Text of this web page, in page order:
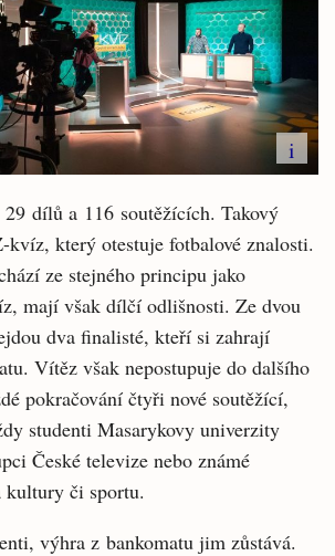
i
dílů a 116 soutěžících. Takový
kvíz, který otestuje fotbalové znalosti.
ze stejného principu jako
mají však dílčí odlišnosti. Ze dvou
dva finalisté, kteří si zahrají
Vítěz však nepostupuje do dalšího
pokračování čtyři nové soutěžící,
studenti Masarykovy univerzity
České televize nebo známé
kultury či sportu.
výhra z bankomatu jim zůstává.